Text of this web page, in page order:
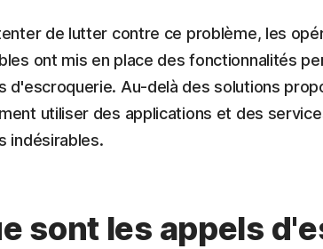
de lutter contre ce problème, les
ont mis en place des fonctionnalités
d'escroquerie. Au-delà des solutions
utiliser des applications et des
indésirables.
sont les appels